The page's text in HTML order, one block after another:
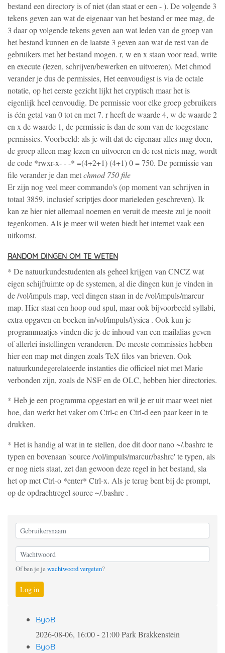
bestand een directory is of niet (dan staat er een - ). De volgende 3
tekens geven aan wat de eigenaar van het bestand er mee mag, de
3 daar op volgende tekens geven aan wat leden van de groep van
het bestand kunnen en de laatste 3 geven aan wat de rest van de
gebruikers met het bestand mogen. r, w en x staan voor read, write
en execute (lezen, schrijven/bewerken en uitvoeren). Met chmod
verander je dus de permissies, Het eenvoudigst is via de octale
notatie, op het eerste gezicht lijkt het cryptisch maar het is
eigenlijk heel eenvoudig. De permissie voor elke groep gebruikers
is één getal van 0 tot en met 7. r heeft de waarde 4, w de waarde 2
en x de waarde 1, de permissie is dan de som van de toegestane
permissies. Voorbeeld: als je wilt dat de eigenaar alles mag doen,
de groep alleen mag lezen en uitvoeren en de rest niets mag, wordt
de code *rwxr-x- - -* =(4+2+1) (4+1) 0 = 750. De permissie van
file verander je dan metchmod 750 file
Er zijn nog veel meer commando's (op moment van schrijven in
totaal 3859, inclusief scriptjes door marieleden geschreven). Ik
kan ze hier niet allemaal noemen en veruit de meeste zul je nooit
tegenkomen. Als je meer wil weten biedt het internet vaak een
uitkomst.
random dingen om te weten
* De natuurkundestudenten als geheel krijgen van CNCZ wat
eigen schijfruimte op de systemen, al die dingen kun je vinden in
de /vol/impuls map, veel dingen staan in de /vol/impuls/marcur
map. Hier staat een hoop oud spul, maar ook bijvoorbeeld syllabi,
extra opgaven en boeken in/vol/impuls/fysica . Ook kun je
programmaatjes vinden die je de inhoud van een mailalias geven
of allerlei instellingen veranderen. De meeste commissies hebben
hier een map met dingen zoals TeX files van brieven. Ook
natuurkundegerelateerde instanties die officieel niet met Marie
verbonden zijn, zoals de NSF en de OLC, hebben hier directories.
* Heb je een programma opgestart en wil je er uit maar weet niet
hoe, dan werkt het vaker om Ctrl-c en Ctrl-d een paar keer in te
drukken.
* Het is handig al wat in te stellen, doe dit door nano ~/.bashrc te
typen en bovenaan 'source /vol/impuls/marcur/bashrc' te typen, als
er nog niets staat, zet dan gewoon deze regel in het bestand, sla
het op met Ctrl-o *enter* Ctrl-x. Als je terug bent bij de prompt,
op de opdrachtregel source ~/.bashrc .
Of ben je je wachtwoord vergeten?
Log in
ByoB
2026-08-06, 16:00-21:00Park Brakkenstein
ByoB